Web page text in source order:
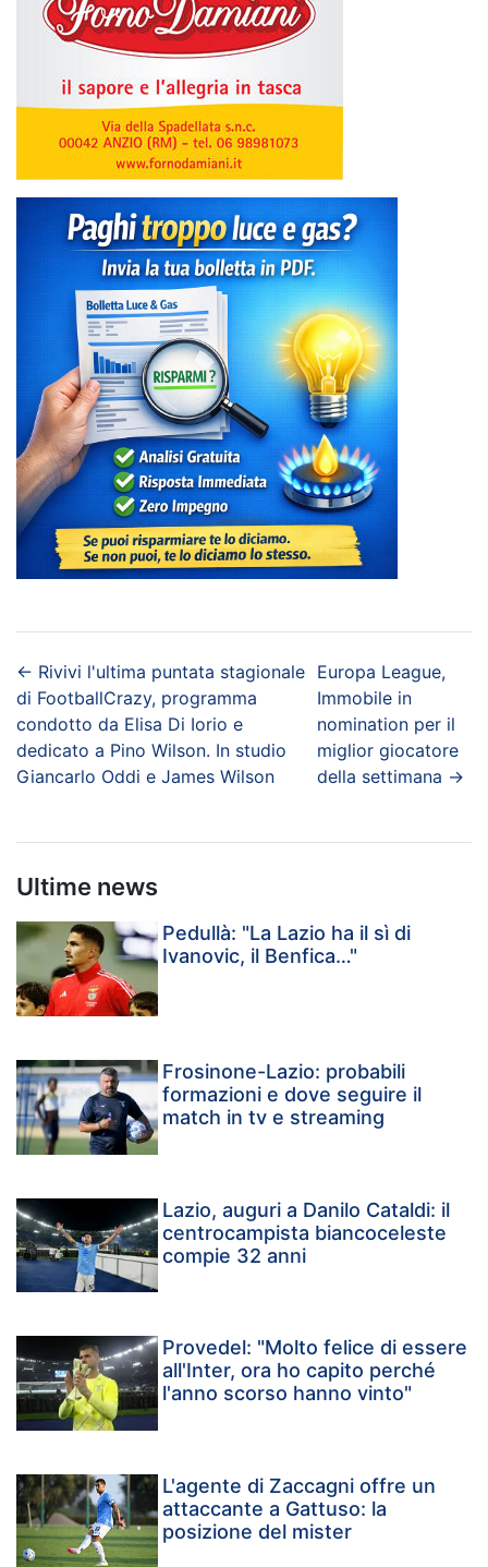
← Rivivi l'ultima puntata stagionale
di FootballCrazy, programma
condotto da Elisa Di Iorio e
dedicato a Pino Wilson. In studio
Giancarlo Oddi e James Wilson
Europa League,
Immobile in
nomination per il
miglior giocatore
della settimana →
Ultime news
Pedullà: "La Lazio ha il sì di
Ivanovic, il Benfica…"
Frosinone-Lazio: probabili
formazioni e dove seguire il
match in tv e streaming
Lazio, auguri a Danilo Cataldi: il
centrocampista biancoceleste
compie 32 anni
Provedel: "Molto felice di essere
all'Inter, ora ho capito perché
l'anno scorso hanno vinto"
L'agente di Zaccagni offre un
attaccante a Gattuso: la
posizione del mister